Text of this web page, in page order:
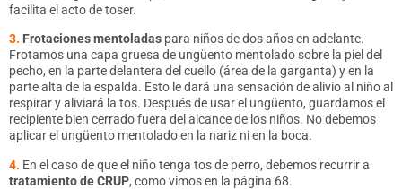
facilita el acto de toser.
3. Frotaciones mentoladas para niños de dos años en adelante.
Frotamos una capa gruesa de ungüento mentolado sobre la piel del
pecho, en la parte delantera del cuello (área de la garganta) y en la
parte alta de la espalda. Esto le dará una sensación de alivio al niño al
respirar y aliviará la tos. Después de usar el ungüento, guardamos el
recipiente bien cerrado fuera del alcance de los niños. No debemos
aplicar el ungüento mentolado en la nariz ni en la boca.
4. En el caso de que el niño tenga tos de perro, debemos recurrir a
tratamiento de CRUP, como vimos en la página 68.